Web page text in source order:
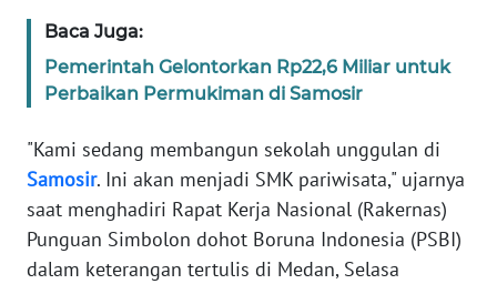
Baca Juga:
Pemerintah Gelontorkan Rp22,6 Miliar untuk
Perbaikan Permukiman di Samosir
"Kami sedang membangun sekolah unggulan di
Samosir. Ini akan menjadi SMK pariwisata," ujarnya
saat menghadiri Rapat Kerja Nasional (Rakernas)
Punguan Simbolon dohot Boruna Indonesia (PSBI)
dalam keterangan tertulis di Medan, Selasa
TENTANG
KAMI
PEDOMAN
SIBER
REDAKSI
KARIR